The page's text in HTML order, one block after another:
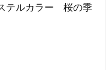
テルカラー 桜の季